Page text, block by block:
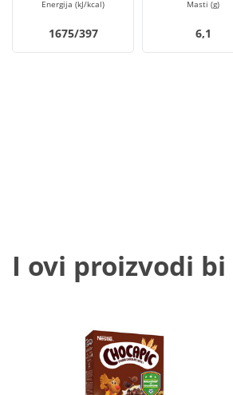
Energija (kJ/kcal)
1675/397
Masti (g)
6,1
I ovi proizvodi